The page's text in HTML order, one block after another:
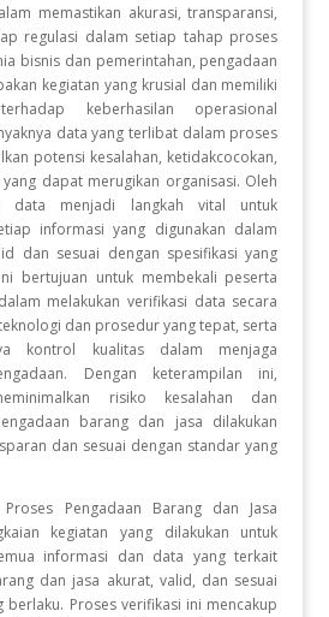
memastikan akurasi, transparansi,
regulasi dalam setiap tahap proses
bisnis dan pemerintahan, pengadaan
kegiatan yang krusial dan memiliki
keberhasilan operasional
data yang terlibat dalam proses
potensi kesalahan, ketidakcocokan,
dapat merugikan organisasi. Oleh
data menjadi langkah vital untuk
informasi yang digunakan dalam
dan sesuai dengan spesifikasi yang
bertujuan untuk membekali peserta
melakukan verifikasi data secara
dan prosedur yang tepat, serta
kontrol kualitas dalam menjaga
Dengan keterampilan ini,
risiko kesalahan dan
barang dan jasa dilakukan
dan sesuai dengan standar yang
Pengadaan Barang dan Jasa
kegiatan yang dilakukan untuk
informasi dan data yang terkait
dan jasa akurat, valid, dan sesuai
berlaku. Proses verifikasi ini mencakup